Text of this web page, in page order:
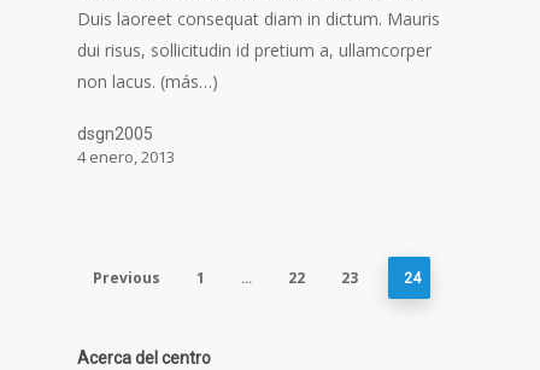
Duis laoreet consequat diam in dictum. Mauris
dui risus, sollicitudin id pretium a, ullamcorper
non lacus. (más…)
dsgn2005
4 enero, 2013
Previous 1 … 22 23 24
Acerca del centro